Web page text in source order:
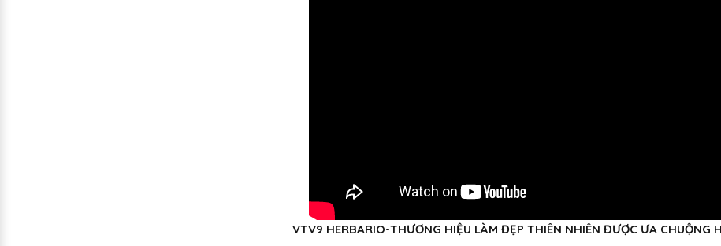
VTV9 HERBARIO-THƯƠNG HIỆU LÀM ĐẸP THIÊN NHIÊN ĐƯỢC ƯA CHUỘNG